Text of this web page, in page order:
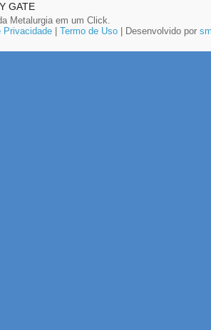
GATE
Metalurgia em um Click.
Privacidade| Termo de Uso| Desenvolvido por